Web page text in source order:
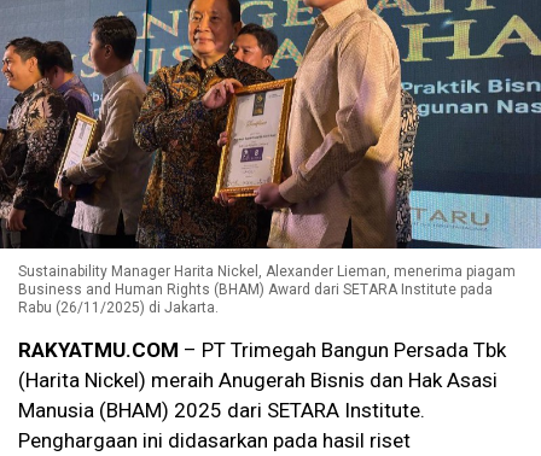
Sustainability Manager Harita Nickel, Alexander Lieman, menerima piagam
Business and Human Rights (BHAM) Award dari SETARA Institute pada
Rabu (26/11/2025) di Jakarta.
RAKYATMU.COM – PT Trimegah Bangun Persada Tbk
(Harita Nickel) meraih Anugerah Bisnis dan Hak Asasi
Manusia (BHAM) 2025 dari SETARA Institute.
Penghargaan ini didasarkan pada hasil riset